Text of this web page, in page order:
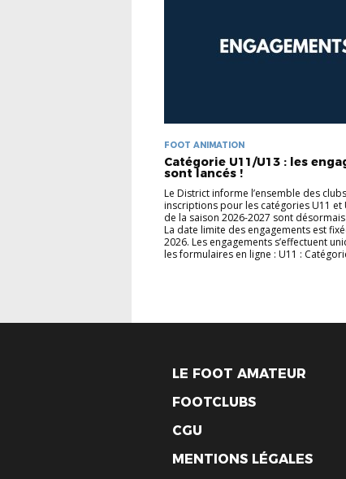
FOOT ANIMATION
Catégorie U11/U13 : les
sont lancés !
Le District informe l’ensemble des
inscriptions pour les catégories U11 et
de la saison 2026-2027 sont
La date limite des engagements est
2026. Les engagements s’effectuent
les formulaires en ligne : U11 :
LE FOOT AMATEUR
FOOTCLUBS
CGU
MENTIONS LÉGALES